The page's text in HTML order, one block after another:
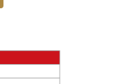
ヴィンテージ